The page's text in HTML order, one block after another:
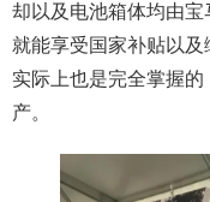
却以及电池箱体均由
就能享受国家补贴以
实际上也是完全掌握
产。